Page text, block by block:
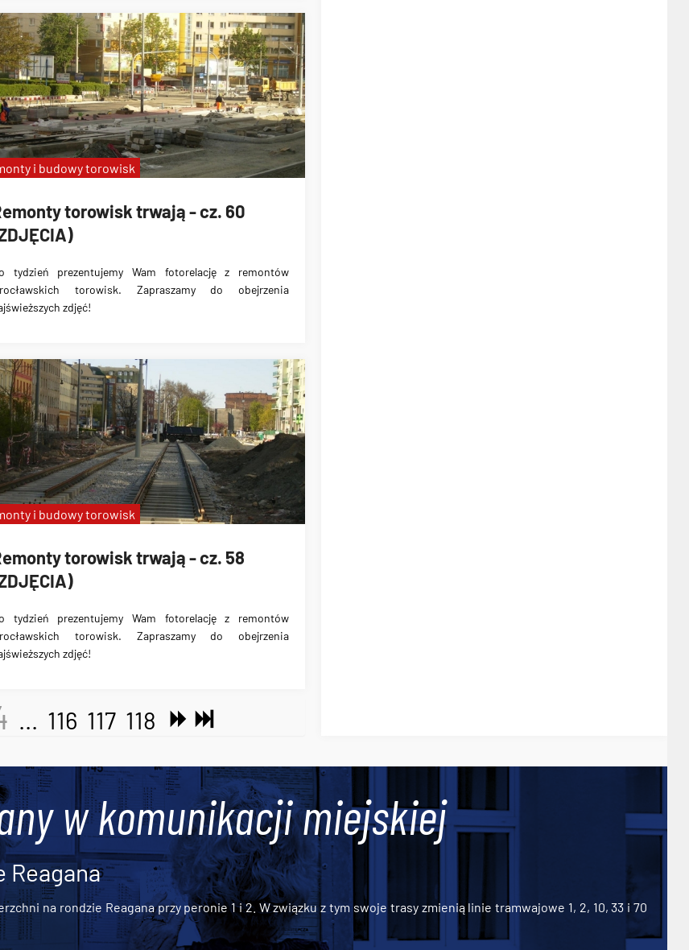
torowisk trwają - cz. 60
tydzień prezentujemy Wam fotorelację z remontów
torowisk. Zapraszamy do obejrzenia
zdjęć!
i budowy torowisk
torowisk trwają - cz. 58
tydzień prezentujemy Wam fotorelację z remontów
torowisk. Zapraszamy do obejrzenia
zdjęć!
i budowy torowisk
... 116 117 118
w komunikacji miejskiej
Reagana
na rondzie Reagana przy peronie 1 i 2. W związku z tym swoje trasy zmienią linie tramwajowe 1, 2, 10, 33 i 70